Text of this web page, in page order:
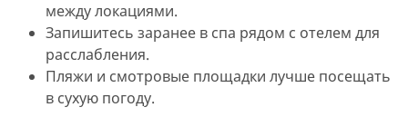
между локациями.
Запишитесь заранее в спа рядом с отелем для
расслабления.
Пляжи и смотровые площадки лучше посещать
в сухую погоду.